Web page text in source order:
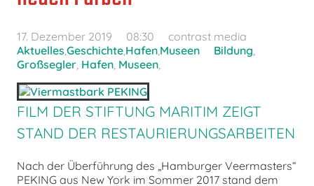
17. Dezember 2019 08:30
contrast media
Aktuelles,Geschichte,Hafen,Museen Bildung,
Großsegler, Hafen, Museen,
FILM DER STIFTUNG MARITIM ZEIGT
STAND DER RESTAURIERUNGSARBEITEN
Nach der Überführung des „Hamburger Veermasters“
PEKING aus New York im Sommer 2017 stand dem